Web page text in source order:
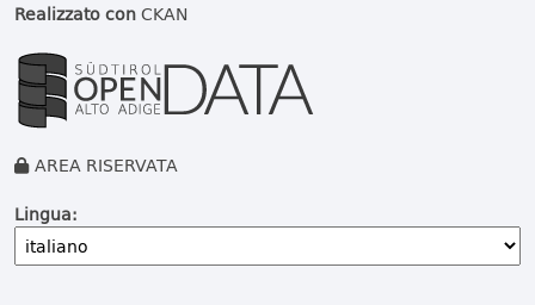
Realizzato conCKAN
AREA RISERVATA
Lingua